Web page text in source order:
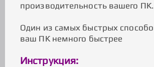
производительность вашего ПК.
Один из самых быстрых
ваш ПК немного быстрее
Инструкция: